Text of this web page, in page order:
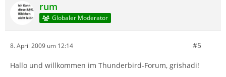
rum
Globaler Moderator
8. April 2009 um 12:14 #5
Hallo und willkommen im Thunderbird-Forum, grishadi!